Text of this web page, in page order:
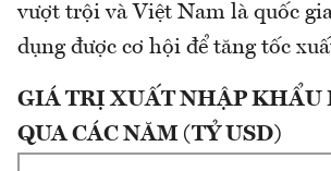
vượt trội và Việt Nam là quốc
dụng được cơ hội để tăng tốc
GIÁ TRỊ XUẤT NHẬP KHẨU
QUA CÁC NĂM (TỶ USD)